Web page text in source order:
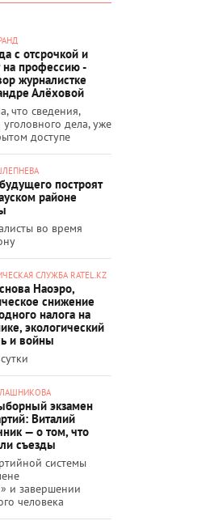
с отсрочкой и
на профессию -
журналистке
Алёховой
что сведения,
дела, уже
доступе
построят
районе
во время
СЛУЖБА RATEL.KZ
Наоэро,
снижение
налога на
экологический
и войны
экзамен
Виталий
— о том, что
съезды
системы
и завершении
человека